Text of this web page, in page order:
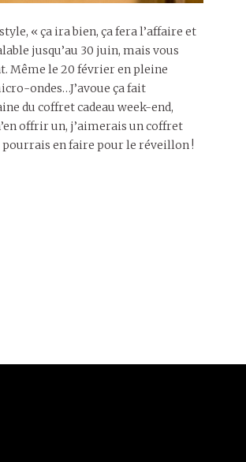
« ça ira bien, ça fera l’affaire et
jusqu’au 30 juin, mais vous
Même le 20 février en pleine
ondes…J’avoue ça fait
du coffret cadeau week-end,
offrir un, j’aimerais un coffret
pourrais en faire pour le réveillon !